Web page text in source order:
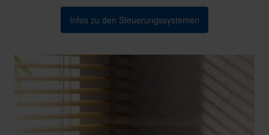
Infos zu den Steuerungssystemen